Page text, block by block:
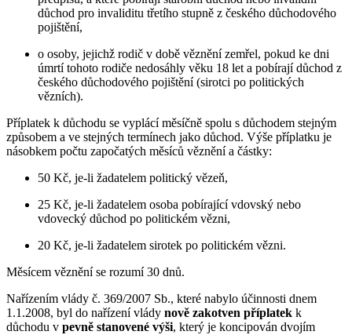
důchod pro invaliditu třetího stupně z českého důchodového
pojištění,
o osoby, jejichž rodič v době věznění zemřel, pokud ke dni
úmrtí tohoto rodiče nedosáhly věku 18 let a pobírají důchod z
českého důchodového pojištění (sirotci po politických
vězních).
Příplatek k důchodu se vyplácí měsíčně spolu s důchodem stejným
způsobem a ve stejných termínech jako důchod. Výše příplatku je
násobkem počtu započatých měsíců věznění a částky:
50 Kč, je-li žadatelem politický vězeň,
25 Kč, je-li žadatelem osoba pobírající vdovský nebo
vdovecký důchod po politickém vězni,
20 Kč, je-li žadatelem sirotek po politickém vězni.
Měsícem věznění se rozumí 30 dnů.
Nařízením vlády č. 369/2007 Sb., které nabylo účinnosti dnem
1.1.2008, byl do nařízení vlády nově zakotven příplatek k
důchodu v pevně stanovené výši, který je koncipován dvojím